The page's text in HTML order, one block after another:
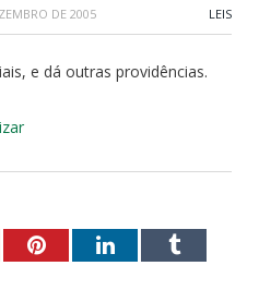
DE 2005 LEIS
e dá outras providências.
PinterestLinkedInTumblr